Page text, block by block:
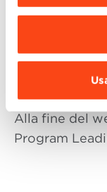
Paolo
Alla fine del
Program